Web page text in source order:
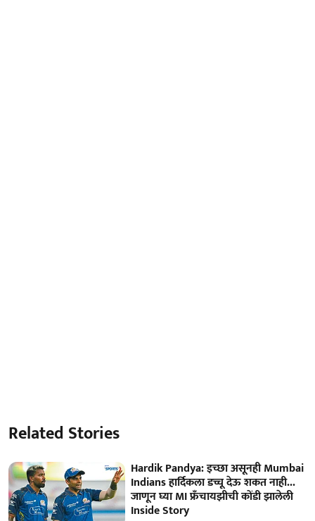
Related Stories
Hardik Pandya: इच्छा असूनही Mumbai
Indians हार्दिकला डच्चू देऊ शकत नाही...
जाणून घ्या MI फ्रँचायझीची कोंडी झालेली
Inside Story